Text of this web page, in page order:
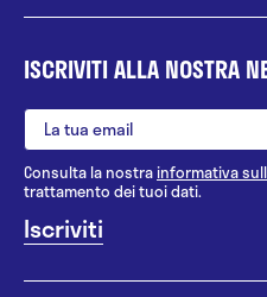
ISCRIVITI ALLA NOSTRA
Consulta la nostrainformativa
trattamento dei tuoi dati.